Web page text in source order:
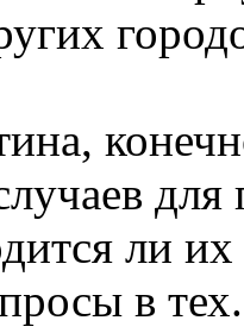
для
ли
в